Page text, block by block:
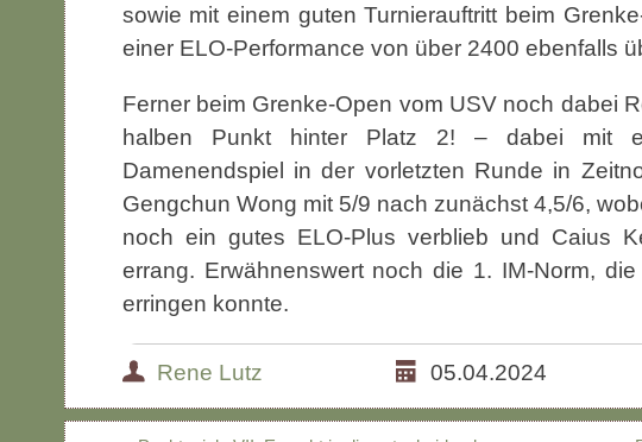
sowie mit einem guten Turnierauftritt beim
einer ELO-Performance von über 2400 ebenfalls
Ferner beim Grenke-Open vom USV noch dabei
halben Punkt hinter Platz 2! – dabei mit
Damenendspiel in der vorletzten Runde in
Gengchun Wong mit 5/9 nach zunächst 4,5/6,
noch ein gutes ELO-Plus verblieb und Caius
errang. Erwähnenswert noch die 1. IM-Norm,
erringen konnte.
Rene Lutz 05.04.2024